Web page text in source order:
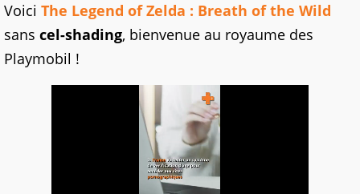
Voici The Legend of Zelda : Breath of the Wild
sans cel-shading, bienvenue au royaume des
Playmobil !